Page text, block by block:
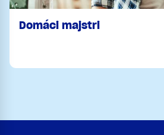
Domáci majstri